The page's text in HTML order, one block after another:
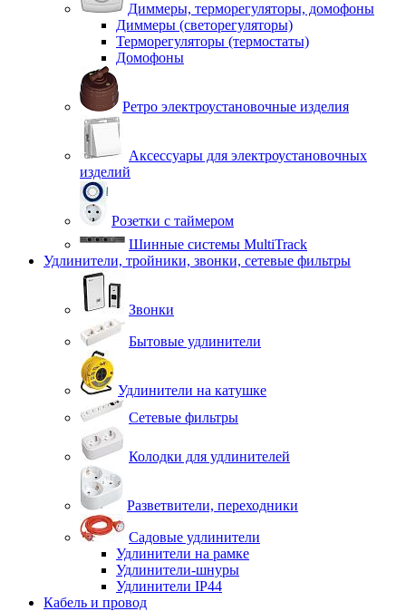
Диммеры, терморегуляторы, домофоны
Диммеры (светорегуляторы)
Терморегуляторы (термостаты)
Домофоны
Ретро электроустановочные изделия
Аксессуары для электроустановочных
изделий
Розетки с таймером
Шинные системы MultiTrack
Удлинители, тройники, звонки, сетевые фильтры
Звонки
Бытовые удлинители
Удлинители на катушке
Сетевые фильтры
Колодки для удлинителей
Разветвители, переходники
Садовые удлинители
Удлинители на рамке
Удлинители-шнуры
Удлинители IP44
Кабель и провод